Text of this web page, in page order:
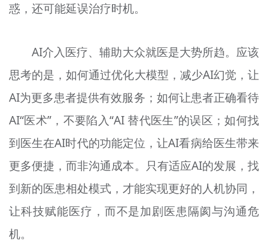
惑，还可能延误治疗时机。
AI介入医疗、辅助大众就医是大势所趋。应该
思考的是，如何通过优化大模型，减少AI幻觉，让
AI为更多患者提供有效服务；如何让患者正确看待
AI“医术”，不要陷入“AI 替代医生”的误区；如何找
到医生在AI时代的功能定位，让AI看病给医生带来
更多便捷，而非沟通成本。只有适应AI的发展，找
到新的医患相处模式，才能实现更好的人机协同，
让科技赋能医疗，而不是加剧医患隔阂与沟通危
机。